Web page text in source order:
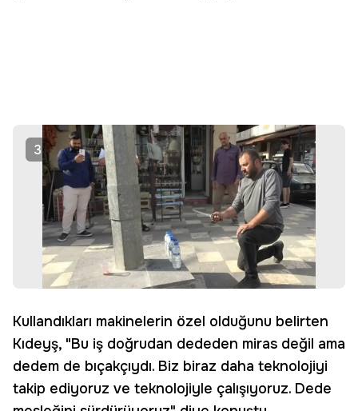
3
Kullandıkları makinelerin özel olduğunu belirten
Kıdeyş, "Bu iş doğrudan dededen miras değil ama
dedem de bıçakçıydı. Biz biraz daha teknolojiyi
takip ediyoruz ve teknolojiyle çalışıyoruz. Dede